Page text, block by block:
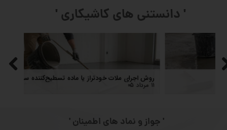
اشتباهات متداول در اجرای ملات خودتراز
' دانستنی های کاشیکاری '
' جواز و نماد های اطمینان '